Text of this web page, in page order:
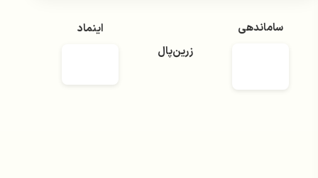
ساماندهی
زرین‌پال
اینماد